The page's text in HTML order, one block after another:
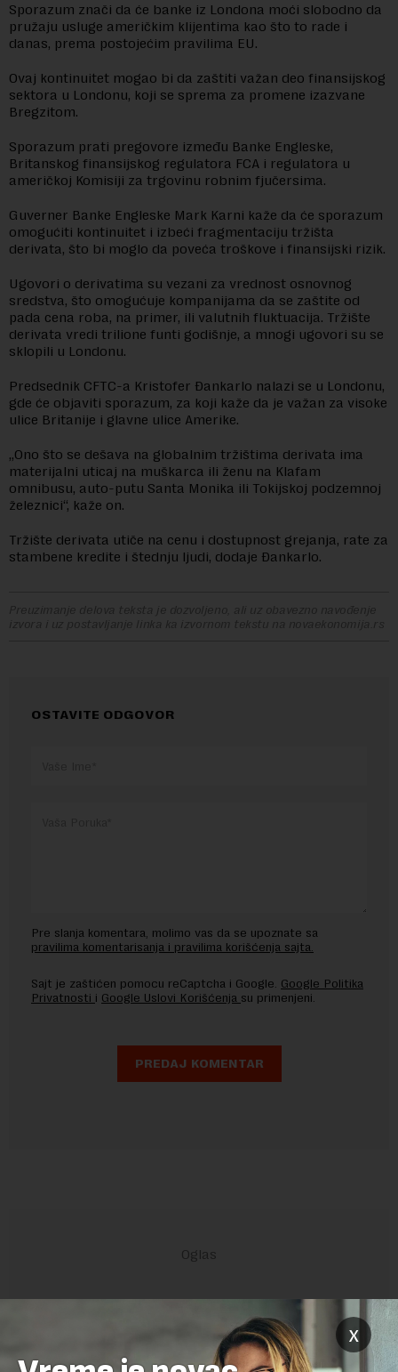
Sporazum znači da će banke iz Londona moći slobodno da
pružaju usluge američkim klijentima kao što to rade i
danas, prema postojećim pravilima EU.
Ovaj kontinuitet mogao bi da zaštiti važan deo finansijskog
sektora u Londonu, koji se sprema za promene izazvane
Bregzitom.
Sporazum prati pregovore između Banke Engleske,
Britanskog finansijskog regulatora FCA i regulatora u
američkoj Komisiji za trgovinu robnim fjučersima.
Guverner Banke Engleske Mark Karni kaže da će sporazum
omogućiti kontinuitet i izbeći fragmentaciju tržišta
derivata, što bi moglo da poveća troškove i finansijski rizik.
Ugovori o derivatima su vezani za vrednost osnovnog
sredstva, što omogućuje kompanijama da se zaštite od
pada cena roba, na primer, ili valutnih fluktuacija. Tržište
derivata vredi trilione funti godišnje, a mnogi ugovori su se
sklopili u Londonu.
Predsednik CFTC-a Kristofer Đankarlo nalazi se u Londonu,
gde će objaviti sporazum, za koji kaže da je važan za visoke
ulice Britanije i glavne ulice Amerike.
„Ono što se dešava na globalnim tržištima derivata ima
materijalni uticaj na muškarca ili ženu na Klafam
omnibusu, auto-putu Santa Monika ili Tokijskoj podzemnoj
železnici“, kaže on.
Tržište derivata utiče na cenu i dostupnost grejanja, rate za
stambene kredite i štednju ljudi, dodaje Đankarlo.
Preuzimanje delova teksta je dozvoljeno, ali uz obavezno navođenje
izvora i uz postavljanje linka ka izvornom tekstu na novaekonomija.rs
OSTAVITE ODGOVOR
Pre slanja komentara, molimo vas da se upoznate sa
pravilima komentarisanja i pravilima korišćenja sajta.
Sajt je zaštićen pomocu reCaptcha i Google. Google Politika
Privatnosti i Google Uslovi Korišćenja su primenjeni.
x